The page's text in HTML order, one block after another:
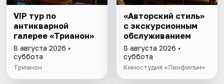
VIP тур по
антикварной
галерее «Трианон»
8 августа 2026 •
суббота
Трианон
«Авторский стиль»
с экскурсионным
обслуживанием
8 августа 2026 •
суббота
Киностудия «Ленфильм»